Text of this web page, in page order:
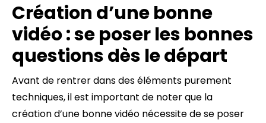
Création d’une bonne
vidéo : se poser les bonnes
questions dès le départ
Avant de rentrer dans des éléments purement
techniques, il est important de noter que la
création d’une bonne vidéo nécessite de se poser